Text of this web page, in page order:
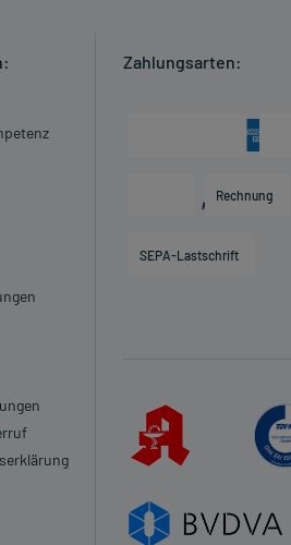
Zahlungsarten:
Rechnung
SEPA-Lastschrift